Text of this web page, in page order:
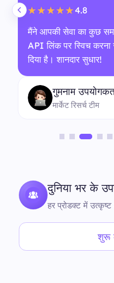
★★★★★4.8
मैंने आपकी सेवा का कुछ
API लिंक पर स्विच
दिया है। शानदार सुधार!
गुमनाम
मार्केट रिसर्च टीम
दुनिया भर के
हर प्रोडक्ट में
शुरू